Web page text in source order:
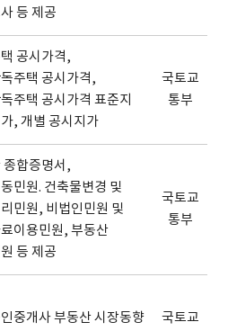
등 제공
공시가격,
주택 공시가격,
주택 공시가격 표준지
, 개별 공시지가
국토교
통부
종합증명서,
민원. 건축물변경 및
민원, 비법인민원 및
이용민원, 부동산
등 제공
국토교
통부
중개사 부동산 시장동향
국토교